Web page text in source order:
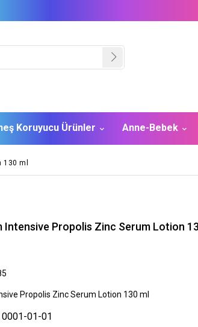
Koruyucu Ürünler Anne-Bebek
ml
Propolis Zinc Serum Lotion
Propolis Zinc Serum Lotion 130 ml
0001-01-01